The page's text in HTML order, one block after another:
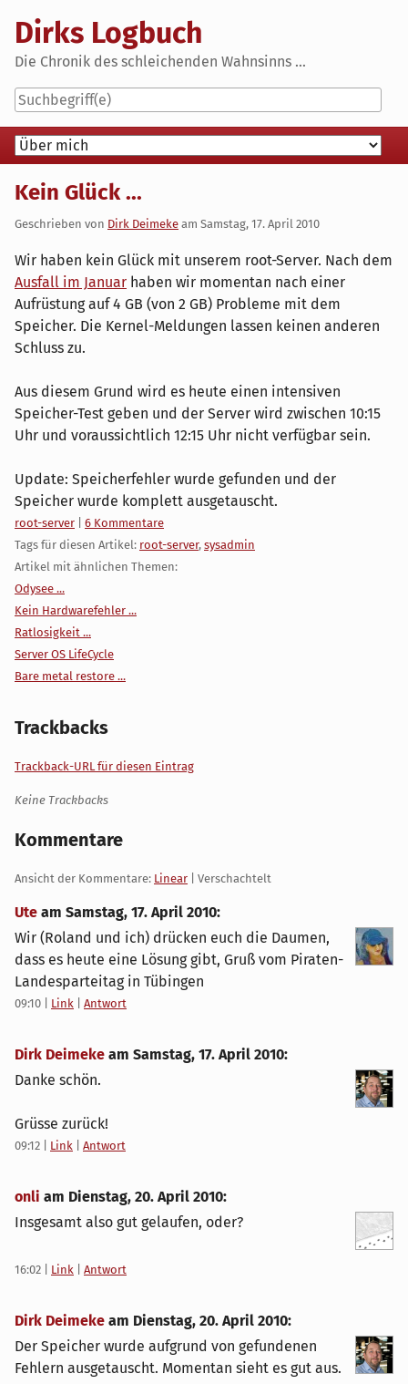
content
Dirks Logbuch
Die Chronik des schleichenden Wahnsinns ...
Navigation
Kein Glück ...
Geschrieben von Dirk Deimeke am Samstag, 17. April 2010
Wir haben kein Glück mit unserem root-Server. Nach dem
Ausfall im Januar haben wir momentan nach einer
Aufrüstung auf 4 GB (von 2 GB) Probleme mit dem
Speicher. Die Kernel-Meldungen lassen keinen anderen
Schluss zu.
Aus diesem Grund wird es heute einen intensiven
Speicher-Test geben und der Server wird zwischen 10:15
Uhr und voraussichtlich 12:15 Uhr nicht verfügbar sein.
Update: Speicherfehler wurde gefunden und der
Speicher wurde komplett ausgetauscht.
Kategorien:
root-server
6 Kommentare
Tags für diesen Artikel: root-server, sysadmin
Artikel mit ähnlichen Themen:
Odysee ...
Kein Hardwarefehler ...
Ratlosigkeit ...
Server OS LifeCycle
Bare metal restore ...
Trackbacks
Trackback-URL für diesen Eintrag
Keine Trackbacks
Kommentare
Ansicht der Kommentare: Linear | Verschachtelt
Ute am Samstag, 17. April 2010:
Wir (Roland und ich) drücken euch die Daumen,
dass es heute eine Lösung gibt, Gruß vom Piraten-
Landesparteitag in Tübingen
09:10 Link Antwort
Dirk Deimeke am Samstag, 17. April 2010:
Danke schön.
Grüsse zurück!
09:12 Link Antwort
onli am Dienstag, 20. April 2010:
Insgesamt also gut gelaufen, oder?
16:02 Link Antwort
Dirk Deimeke am Dienstag, 20. April 2010:
Der Speicher wurde aufgrund von gefundenen
Fehlern ausgetauscht. Momentan sieht es gut aus.